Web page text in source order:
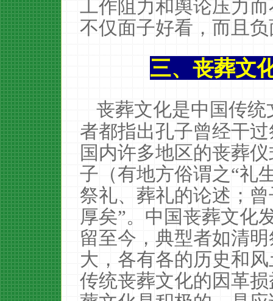
工作阻力和舆论压力
不仅面子好看，而且
三、丧葬文
丧葬文化是中国传
者都指出孔子曾经干
国内许多地区的丧葬
子（有地方俗谓之“礼
祭礼、葬礼的论述；
厚矣”。中国丧葬文化
留至今，典型者如清
大，各有各的历史和
传统丧葬文化的因革